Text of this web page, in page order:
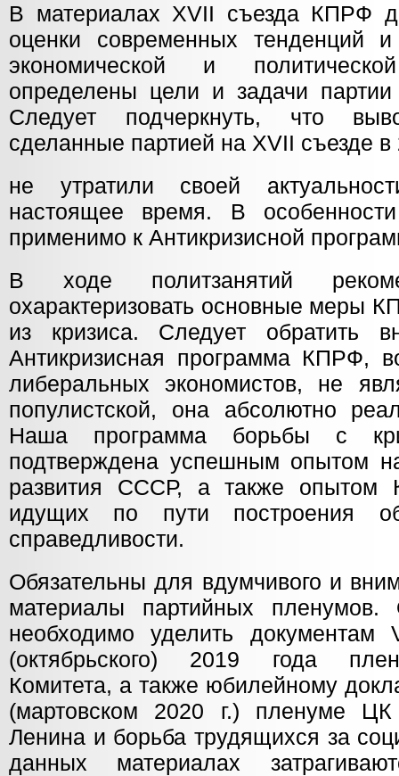
В материалах XVII съезда КПРФ
оценки современных тенденций
экономической и
определены цели и задачи
Следует подчеркнуть, что
сделанные партией на XVII съезде в
не утратили своей
настоящее время. В особенности
применимо к Антикризисной
В ходе политзанятий
охарактеризовать основные меры
из кризиса. Следует обратить
Антикризисная программа КПРФ,
либеральных экономистов, не
популистской, она абсолютно
Наша программа борьбы с
подтверждена успешным опытом
развития СССР, а также опытом
идущих по пути построения
справедливости.
Обязательны для вдумчивого и
материалы партийных пленумов.
необходимо уделить
(октябрьского) 2019 года
Комитета, а также юбилейному
(мартовском 2020 г.) пленуме
Ленина и борьба трудящихся за
данных материалах